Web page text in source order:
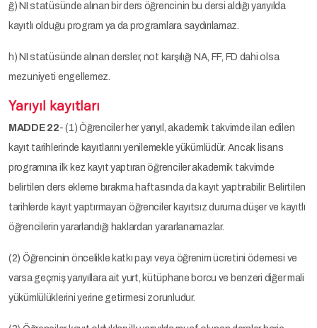
ğ) NI statüsünde alınan bir ders öğrencinin bu dersi aldığı yarıyılda
kayıtlı olduğu program ya da programlara saydırılamaz.
h) NI statüsünde alınan dersler, not karşılığı NA, FF, FD dahi olsa
mezuniyeti engellemez.
Yarıyıl kayıtları
MADDE 22- (1) Öğrenciler her yarıyıl, akademik takvimde ilan edilen
kayıt tarihlerinde kayıtlarını yenilemekle yükümlüdür. Ancak lisans
programına ilk kez kayıt yaptıran öğrenciler akademik takvimde
belirtilen ders ekleme bırakma haftasında da kayıt yaptırabilir. Belirtilen
tarihlerde kayıt yaptırmayan öğrenciler kayıtsız duruma düşer ve kayıtlı
öğrencilerin yararlandığı haklardan yararlanamazlar.
(2) Öğrencinin öncelikle katkı payı veya öğrenim ücretini ödemesi ve
varsa geçmiş yarıyıllara ait yurt, kütüphane borcu ve benzeri diğer mali
yükümlülüklerini yerine getirmesi zorunludur.